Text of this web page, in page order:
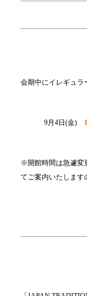
会期中にイレギュラ
9月4日(金)
※開館時間は急遽変
てご案内いたします